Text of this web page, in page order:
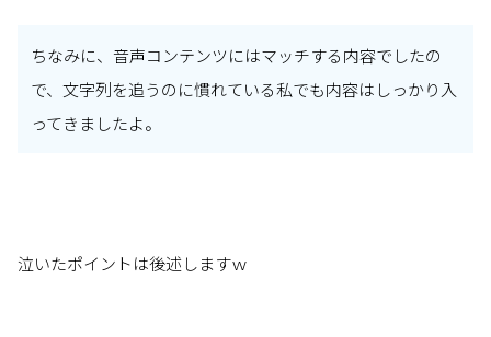
ちなみに、音声コンテンツにはマッチする内容でしたの
で、文字列を追うのに慣れている私でも内容はしっかり入
ってきましたよ。
泣いたポイントは後述しますｗ